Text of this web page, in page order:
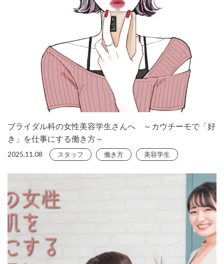
ブライダル科の女性美容学生さんへ ～カウチーモで「好
き」を仕事にする働き方～
2025.11.08
スタッフ 働き方 美容学生